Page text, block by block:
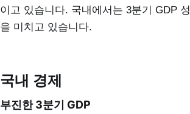
이고 있습니다. 국내에서는 3분기 GDP
을 미치고 있습니다.
국내 경제
부진한 3분기 GDP